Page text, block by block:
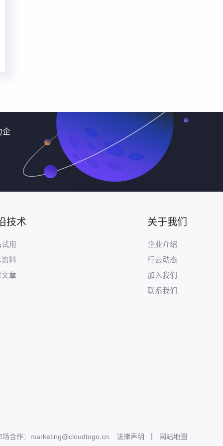
企
技术
用
料
章
关于我们
企业介绍
行云动态
加入我们
联系我们
场合作：marketing@cloudtogo.cn 法律声明 网站地图